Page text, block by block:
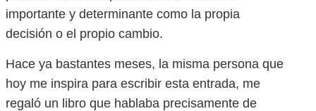
importante y determinante como la propia
decisión o el propio cambio.
Hace ya bastantes meses, la misma persona que
hoy me inspira para escribir esta entrada, me
regaló un libro que hablaba precisamente de